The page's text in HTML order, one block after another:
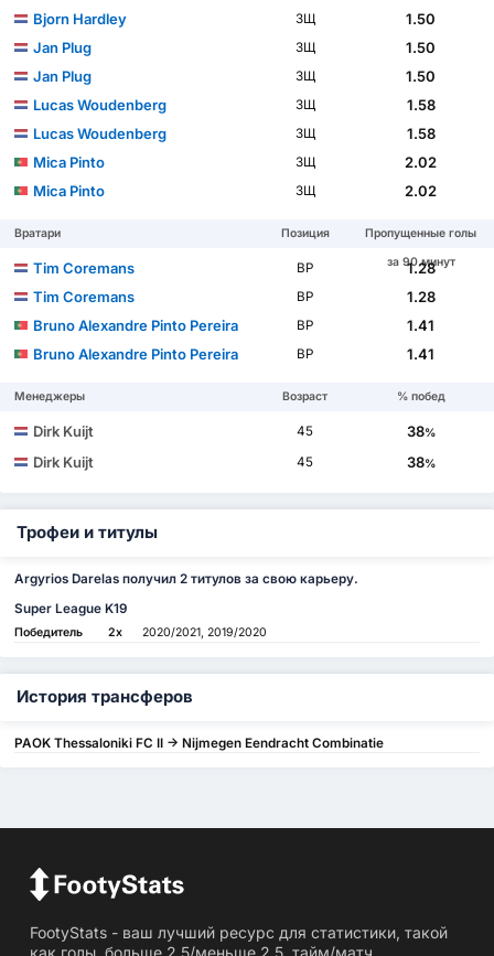
Bjorn Hardley
ЗЩ
1.50
Jan Plug
ЗЩ
1.50
Jan Plug
ЗЩ
1.50
Lucas Woudenberg
ЗЩ
1.58
Lucas Woudenberg
ЗЩ
1.58
Mica Pinto
ЗЩ
2.02
Mica Pinto
ЗЩ 2.02
Вратари Позиция
Пропущенные голы
за 90 минут
Tim Coremans ВР
1.28
Tim Coremans
ВР
1.28
Bruno Alexandre Pinto Pereira
ВР
1.41
Bruno Alexandre Pinto Pereira
ВР 1.41
Менеджеры Возраст % побед
Dirk Kuijt 45 38%
Dirk Kuijt 45 38%
Трофеи и титулы
Argyrios Darelas получил 2 титулов за свою карьеру.
Super League K19
Победитель 2x 2020/2021, 2019/2020
История трансферов
PAOK Thessaloniki FC II -> Nijmegen Eendracht Combinatie
FootyStats - ваш лучший ресурс для статистики, такой
как голы, больше 2,5/меньше 2,5, тайм/матч,